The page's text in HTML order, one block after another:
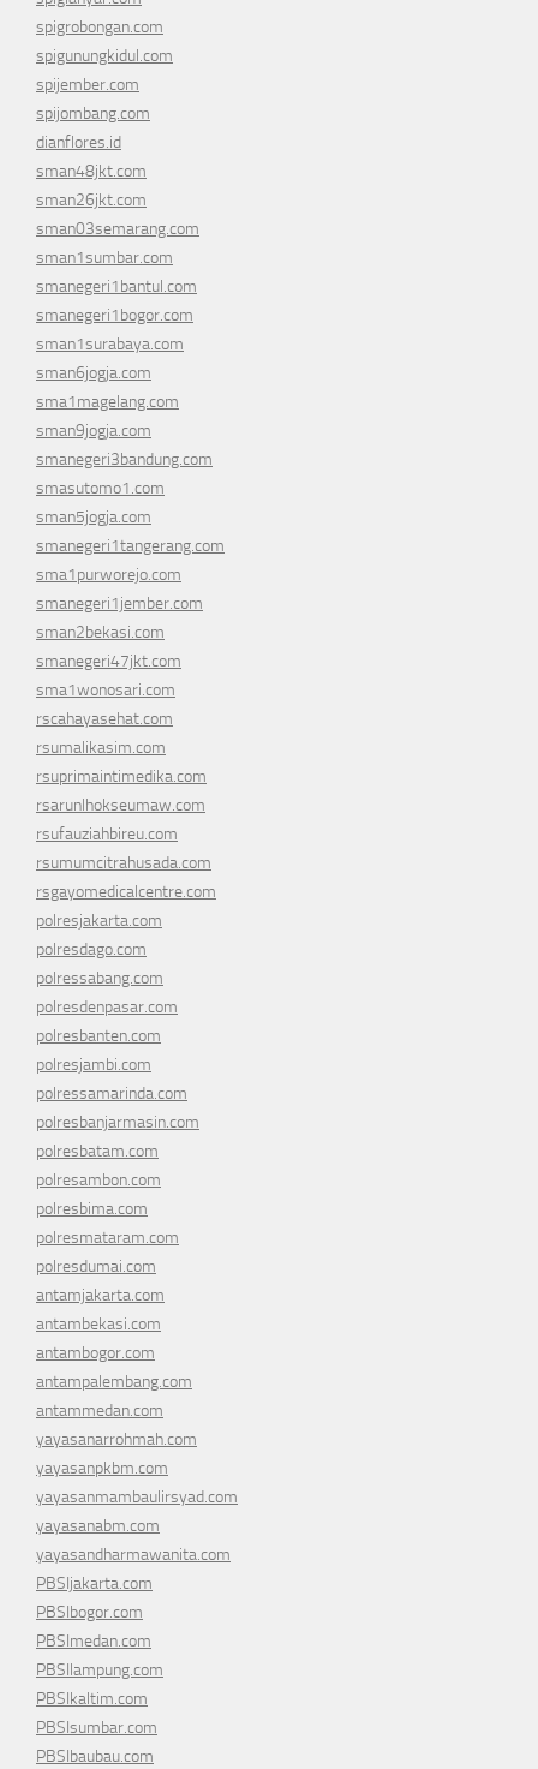
spigrobongan.com
spigunungkidul.com
spijember.com
spijombang.com
dianflores.id
sman48jkt.com
sman26jkt.com
sman03semarang.com
sman1sumbar.com
smanegeri1bantul.com
smanegeri1bogor.com
sman1surabaya.com
sman6jogja.com
sma1magelang.com
sman9jogja.com
smanegeri3bandung.com
smasutomo1.com
sman5jogja.com
smanegeri1tangerang.com
sma1purworejo.com
smanegeri1jember.com
sman2bekasi.com
smanegeri47jkt.com
sma1wonosari.com
rscahayasehat.com
rsumalikasim.com
rsuprimaintimedika.com
rsarunlhokseumaw.com
rsufauziahbireu.com
rsumumcitrahusada.com
rsgayomedicalcentre.com
polresjakarta.com
polresdago.com
polressabang.com
polresdenpasar.com
polresbanten.com
polresjambi.com
polressamarinda.com
polresbanjarmasin.com
polresbatam.com
polresambon.com
polresbima.com
polresmataram.com
polresdumai.com
antamjakarta.com
antambekasi.com
antambogor.com
antampalembang.com
antammedan.com
yayasanarrohmah.com
yayasanpkbm.com
yayasanmambaulirsyad.com
yayasanabm.com
yayasandharmawanita.com
PBSIjakarta.com
PBSIbogor.com
PBSImedan.com
PBSIlampung.com
PBSIkaltim.com
PBSIsumbar.com
PBSIbaubau.com